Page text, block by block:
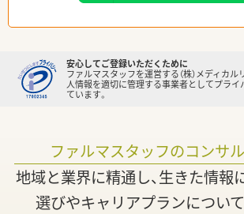
安心してご登録いただくために
ファルマスタッフを運営する（株）メディカル
人情報を適切に管理する事業者としてプラ
ています。
ファルマスタッフのコンサ
地域と業界に精通し、生きた情報
選びやキャリアプランについ